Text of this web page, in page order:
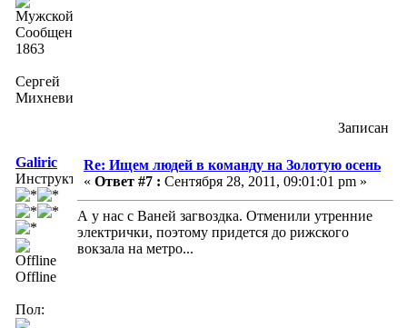
Сообщений:
1863
Сергей
Михневич
Записан
Galiric
Инструктор
Offline
Пол:
Re: Ищем людей в команду на Золотую осень
« Ответ #7 : Сентября 28, 2011, 09:01:01 pm »
А у нас с Ваней загвоздка. Отменили утренние
электрички, поэтому придется до рижского
вокзала на метро...